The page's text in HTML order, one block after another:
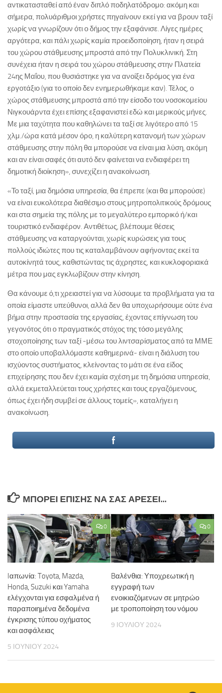
αντικατασταθεί από έναν διπλό ποδηλατόδρομο: ακόμη και
σήμερα, πολυάριθμοι χρήστες πηγαίνουν εκεί για να βρουν ταξί
χωρίς να γνωρίζουν ότι ο δήμος την εξαφάνισε. Λίγες ημέρες
αργότερα, και πάλι χωρίς καμία προειδοποίηση, ήταν η σειρά
του χώρου στάθμευσης μπροστά από την Πολυκλινική. Στη
συνέχεια ήταν η σειρά του χώρου στάθμευσης στην Πλατεία
24ης Μαΐου, που θυσιάστηκε για να ανοίξει δρόμος για ένα
εργοτάξιο (για το οποίο δεν ενημερωθήκαμε καν). Τέλος, ο
χώρος στάθμευσης μπροστά από την είσοδο του νοσοκομείου
Νιγκουάρντα έχει επίσης εξαφανιστεί εδώ και μερικούς μήνες.
Με μια ταχύτητα που καθηλώνει τα ταξί σε λιγότερο από 15
χλμ./ώρα κατά μέσον όρο, η καλύτερη κατανομή των χώρων
στάθμευσης στην πόλη θα μπορούσε να είναι μια λύση, ακόμη
και αν είναι σαφές ότι αυτό δεν φαίνεται να ενδιαφέρει τη
δημοτική διοίκηση», συνεχίζει η ανακοίνωση.
«Το ταξί, μια δημόσια υπηρεσία, θα έπρεπε (και θα μπορούσε)
να είναι ευκολότερα διαθέσιμο στους μητροπολιτικούς δρόμους
και στα σημεία της πόλης με το μεγαλύτερο εμπορικό ή/και
τουριστικό ενδιαφέρον. Αντιθέτως, βλέπουμε θέσεις
στάθμευσης να καταργούνται, χωρίς κυρώσεις για τους
πολλούς ιδιώτες που τις καταλαμβάνουν αφήνοντας εκεί τα
αυτοκίνητά τους, καθιστώντας τις άχρηστες, και κυκλοφοριακά
μέτρα που μας εγκλωβίζουν στην κίνηση.
Θα κάνουμε ό,τι χρειαστεί για να λύσουμε τα προβλήματα για τα
οποία είμαστε υπεύθυνοι, αλλά δεν θα υποχωρήσουμε ούτε ένα
βήμα στην προστασία της εργασίας, έχοντας επίγνωση του
γεγονότος ότι ο πραγματικός στόχος της τόσο μεγάλης
στοχοποίησης των ταξί -μέσω του λιντσαρίσματος από τα ΜΜΕ
στο οποίο υποβαλλόμαστε καθημερινά- είναι η διάλυση του
ισχύοντος συστήματος, κλείνοντας το μάτι σε ένα είδος
επιχείρησης που δεν έχει καμία σχέση με τη δημόσια υπηρεσία,
αλλά εκμεταλλεύεται τους χρήστες και τους εργαζόμενους,
όπως έχει ήδη συμβεί σε άλλους τομείς», καταλήγει η
ανακοίνωση.
ΜΠΟΡΕΊ ΕΠΊΣΗΣ ΝΑ ΣΑΣ ΑΡΈΣΕΙ...
0
Iαπωνία: Toyota, Mazda,
Honda, Suzuki και Yamaha
ελέγχονται για εσφαλμένα ή
παραποιημένα δεδομένα
έγκρισης τύπου οχήματος
και ασφάλειας
5 ΙΟΥΝΊΟΥ 2024
0
Bαλένθια: Υποχρεωτική η
εγγραφή των
ενοικιαζόμενων σε μητρώο
με τροποποίηση του νόμου
9 ΙΟΥΛΊΟΥ 2024